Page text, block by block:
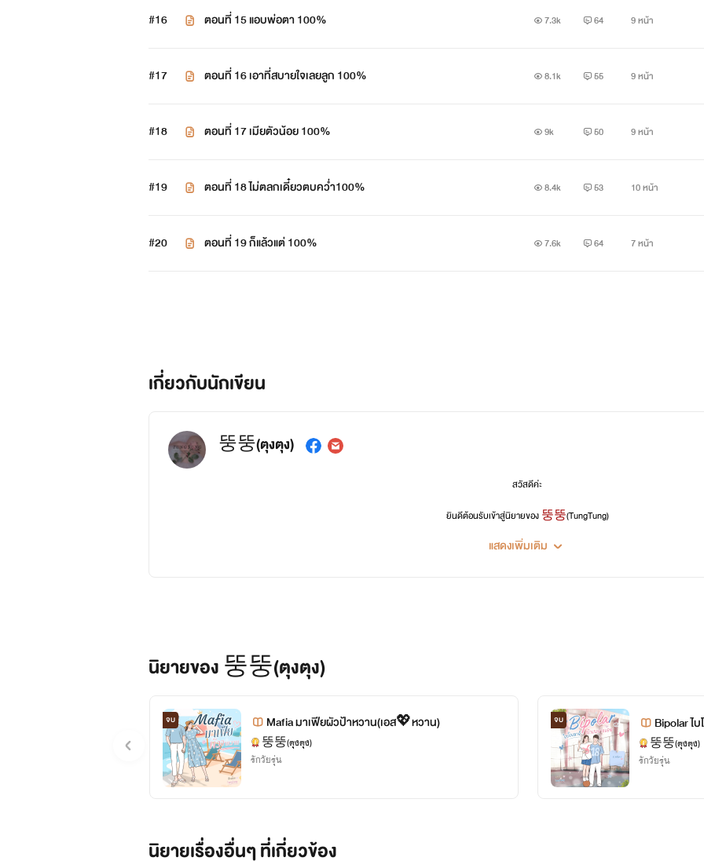
#16 ตอนที่ 15 แอบพ่อตา 100% 7.3k 64 9 หน้า
#17 ตอนที่ 16 เอาที่สบายใจเลยลูก 100% 8.1k 55 9 หน้า
#18 ตอนที่ 17 เมียตัวน้อย 100% 9k 50 9 หน้า
#19 ตอนที่ 18 ไม่ตลกเดี๋ยวตบคว่ำ100% 8.4k 53 10 หน้า
#20 ตอนที่ 19 ก็แล้วแต่ 100% 7.6k 64 7 หน้า
เกี่ยวกับนักเขียน
뚱뚱(ตุงตุง)
สวัสดีค่ะ
ยินดีต้อนรับเข้าสู่นิยายของ 뚱뚱(TungTung)
ฝากติดตามนิยายของไรท์ด้วยนะคะ
แสดงเพิ่มเติม
นิยายของ 뚱뚱(ตุงตุง)
จบ Mafia มาเฟียผัวป้าหวาน(เอส💖หวาน)
뚱뚱(ตุงตุง)
รักวัยรุ่น
จบ Bipolar ไ
뚱뚱(ตุงตุง)
รักวัยรุ่น
นิยายเรื่องอื่นๆ ที่เกี่ยวข้อง